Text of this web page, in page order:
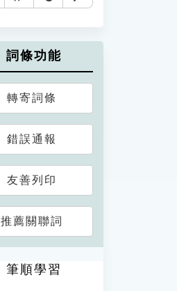
詞條功能
轉寄詞條
錯誤通報
友善列印
推薦關聯詞
筆順學習